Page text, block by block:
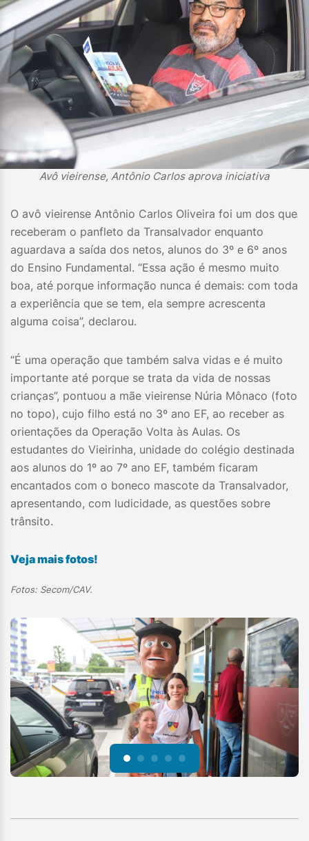
Avô vieirense, Antônio Carlos aprova iniciativa
O avô vieirense Antônio Carlos Oliveira foi um dos que
receberam o panfleto da Transalvador enquanto
aguardava a saída dos netos, alunos do 3º e 6º anos
do Ensino Fundamental. “Essa ação é mesmo muito
boa, até porque informação nunca é demais: com toda
a experiência que se tem, ela sempre acrescenta
alguma coisa”, declarou.
“É uma operação que também salva vidas e é muito
importante até porque se trata da vida de nossas
crianças”, pontuou a mãe vieirense Núria Mônaco (foto
no topo), cujo filho está no 3º ano EF, ao receber as
orientações da Operação Volta às Aulas. Os
estudantes do Vieirinha, unidade do colégio destinada
aos alunos do 1º ao 7º ano EF, também ficaram
encantados com o boneco mascote da Transalvador,
apresentando, com ludicidade, as questões sobre
trânsito.
Veja mais fotos!
Fotos: Secom/CAV.